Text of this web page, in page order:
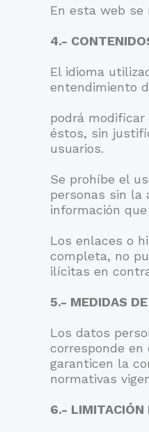
En esta web se
4.-
El idioma
entendimiento
podrá
éstos, sin
usuarios.
Se prohíbe el
personas sin la
información
Los enlaces o
completa, no
ilícitas en
5.- MEDIDAS
Los datos
corresponde en
garanticen la
normativas
6.- LIMITACIÓN